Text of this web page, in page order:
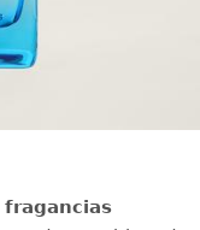
fragancias